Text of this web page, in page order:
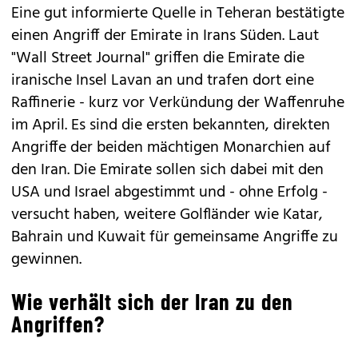
Eine gut informierte Quelle in Teheran bestätigte
einen Angriff der Emirate in Irans Süden. Laut
"Wall Street Journal" griffen die Emirate die
iranische Insel Lavan an und trafen dort eine
Raffinerie - kurz vor Verkündung der Waffenruhe
im April. Es sind die ersten bekannten, direkten
Angriffe der beiden mächtigen Monarchien auf
den Iran. Die Emirate sollen sich dabei mit den
USA und Israel abgestimmt und - ohne Erfolg -
versucht haben, weitere Golfländer wie Katar,
Bahrain und Kuwait für gemeinsame Angriffe zu
gewinnen.
Wie verhält sich der Iran zu den
Angriffen?